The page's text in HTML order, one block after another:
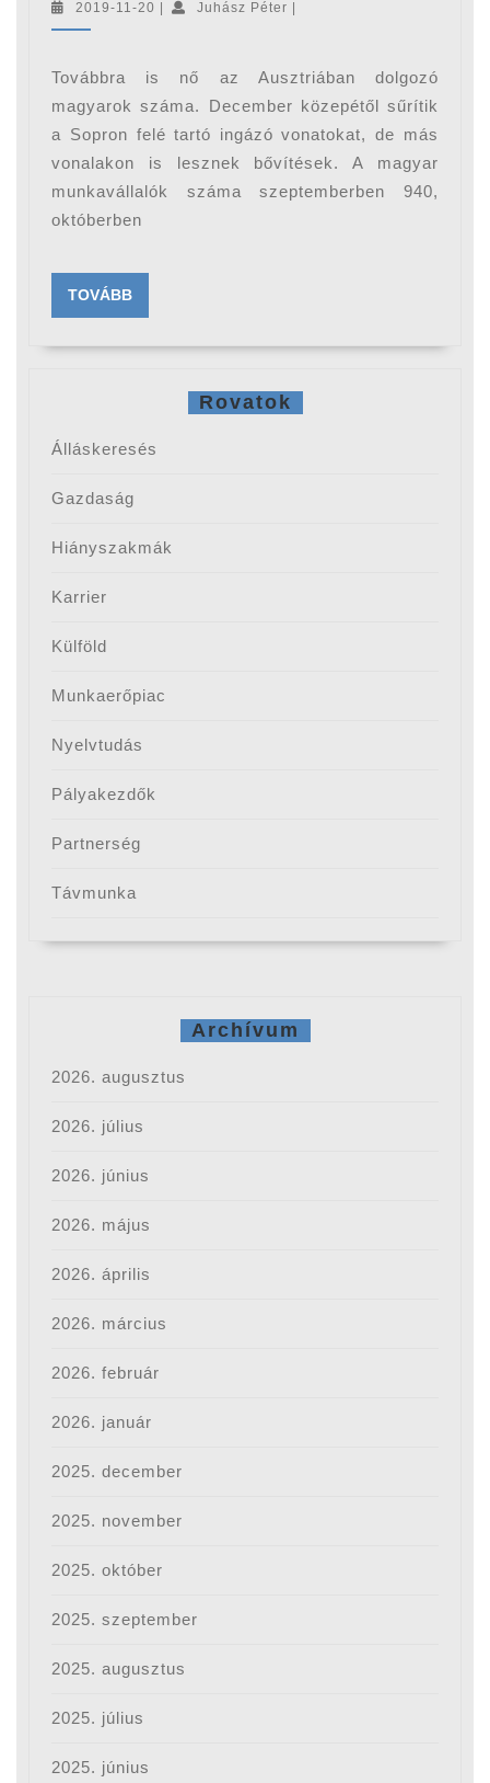
magyar
Ausztriában
2019-11-20 2019-
Juhász Péter Juhász
Továbbra is nő az Ausztriában dolgozó
magyarok száma. December közepétől sűrítik
a Sopron felé tartó ingázó vonatokat, de más
vonalakon is lesznek bővítések. A magyar
munkavállalók száma szeptemberben 940,
októberben
TOVÁBBTOVÁBB
Rovatok
Álláskeresés
Gazdaság
Hiányszakmák
Karrier
Külföld
Munkaerőpiac
Nyelvtudás
Pályakezdők
Partnerség
Távmunka
Archívum
2026. augusztus
2026. július
2026. június
2026. május
2026. április
2026. március
2026. február
2026. január
2025. december
2025. november
2025. október
2025. szeptember
2025. augusztus
2025. július
2025. június